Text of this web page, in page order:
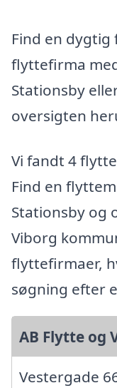
Find en
flyttefirma
Stationsby
oversigten
Vi fandt 4
Find en
Stationsby og
Viborg
flyttefirmaer,
søgning efter
AB Flytte og
Vestergade